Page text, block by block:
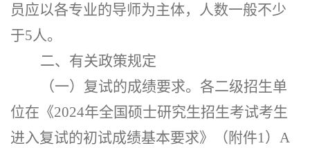
员应以各专业的导师为主体，人数一般不少
于5人。
二、有关政策规定
（一）复试的成绩要求。各二级招生单
位在《2024年全国硕士研究生招生考试考生
进入复试的初试成绩基本要求》（附件1）A